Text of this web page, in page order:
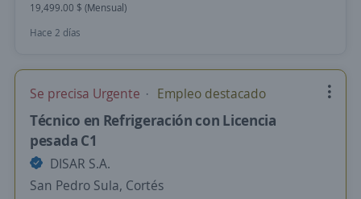
19,499.00 $ (Mensual)
Hace 2 días
Se precisa Urgente Empleo destacado
Técnico en Refrigeración con Licencia
pesada C1
DISAR S.A.
San Pedro Sula, Cortés